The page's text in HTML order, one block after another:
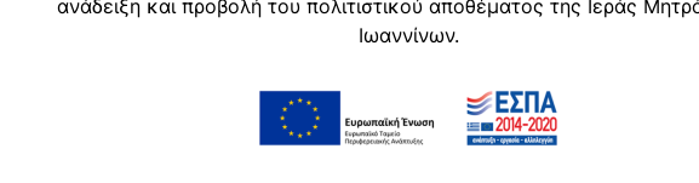
ανάδειξη και προβολή του πολιτιστικού αποθέματος της Ιεράς
Ιωαννίνων.